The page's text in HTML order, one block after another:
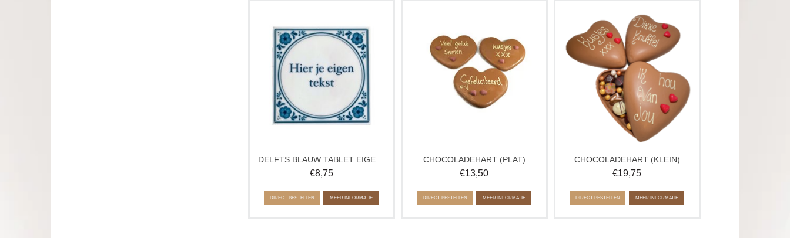
cadeau te doen als je iemand wil
Verkrijgbaar in wit, melk en puur. Op
elke smaakvariant is een laagje witte
chocolade aangebracht.
€8,75
DIRECT BESTELLEN MEER INFORMATIE
verrassen voor een verjaardag,
bedankje of gewoon zomaar.
Let op: bij invoer van eigen tekst, wordt
alleen deze tekst op het hart
geschreven.
CHOCOLADEHART (PLAT)
€13,50
DIRECT BESTELLEN MEER INFORMATIE
ieder moment. Mooie wens, verjaardag
of gewoon zomaar. Zeg het met
chocolade!
Let op: bij invoer van een eigen tekst,
wordt alleen deze tekst op het hart
geschreven.
CHOCOLADEHART (KLEIN)
€19,75
DIRECT BESTELLEN MEER INFORMATIE